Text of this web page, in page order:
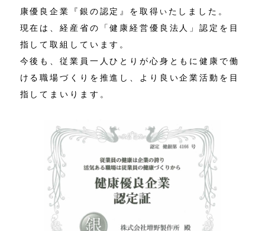
康優良企業『銀の認定』を取得 い たしました。
現在は、経産省の「健康経営優良法人」認定を目
指して取組しています。
今後も、従業員一人ひとりが心身ともに健康で働
ける職場づくりを推進し、より良い企業活動を目
指してまいります。